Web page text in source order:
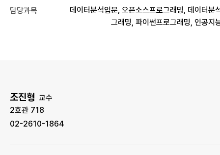
담당과목
데이터분석입문, 오픈소스프로그래밍, 데이터분
그래밍, 파이썬프로그래밍, 인공지
조진형 교수
2호관 718
02-2610-1864